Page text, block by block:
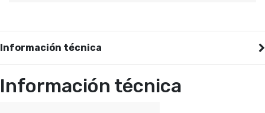
Información técnica
Información técnica